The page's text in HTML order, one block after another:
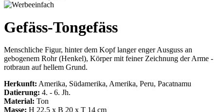
Gefäss-Tongefäss
Menschliche Figur, hinter dem Kopf langer enger Ausguss an
gebogenem Rohr (Henkel), Körper mit feiner Zeichnung der Arme -
rotbraun auf hellem Grund.
Herkunft: Amerika, Südamerika, Amerika, Peru, Pacatnamu
Datierung: 4. - 6. Jh.
Material: Ton
Masse: H 22,5 x B 20 x T 14 cm